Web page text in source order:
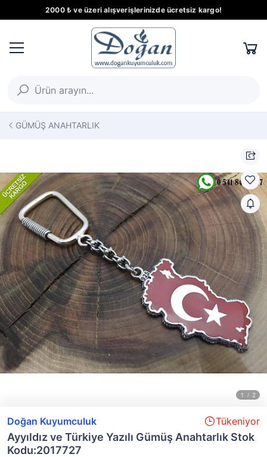
2000 ₺ ve üzeri alışverişlerinizde ücretsiz kargo!
GÜMÜŞ ANAHTARLIK
Doğan Kuyumculuk Tükeniyor
Ayyıldız ve Türkiye Yazılı Gümüş Anahtarlık Stok
Kodu:2017727